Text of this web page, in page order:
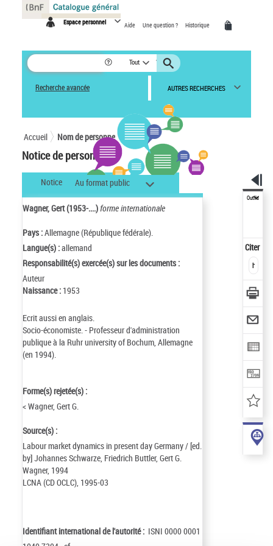
Espace personnel Aide Une question ? Historique
Tout
Recherche avancée AUTRES RECHERCHES
Accueil Nom de personne
Notice de personne
Notice Au format public
Wagner, Gert (1953-....)forme internationale
Pays :Allemagne (République fédérale).
Langue(s) :allemand
Responsabilité(s) exercée(s) sur les documents :
Auteur
Naissance : 1953
Ecrit aussi en anglais.
Socio-économiste. - Professeur d'administration
publique à la Ruhr university of Bochum, Allemagne
(en 1994).
Forme(s) rejetée(s) :
< Wagner, Gert G.
Source(s) :
Labour market dynamics in present day Germany / [ed.
by] Johannes Schwarze, Friedrich Buttler, Gert G.
Wagner, 1994
LCNA (CD OCLC), 1995-03
Identifiant international de l'autorité : ISNI 0000 0001
Outils
Citer
Panneau de gestion des cookies